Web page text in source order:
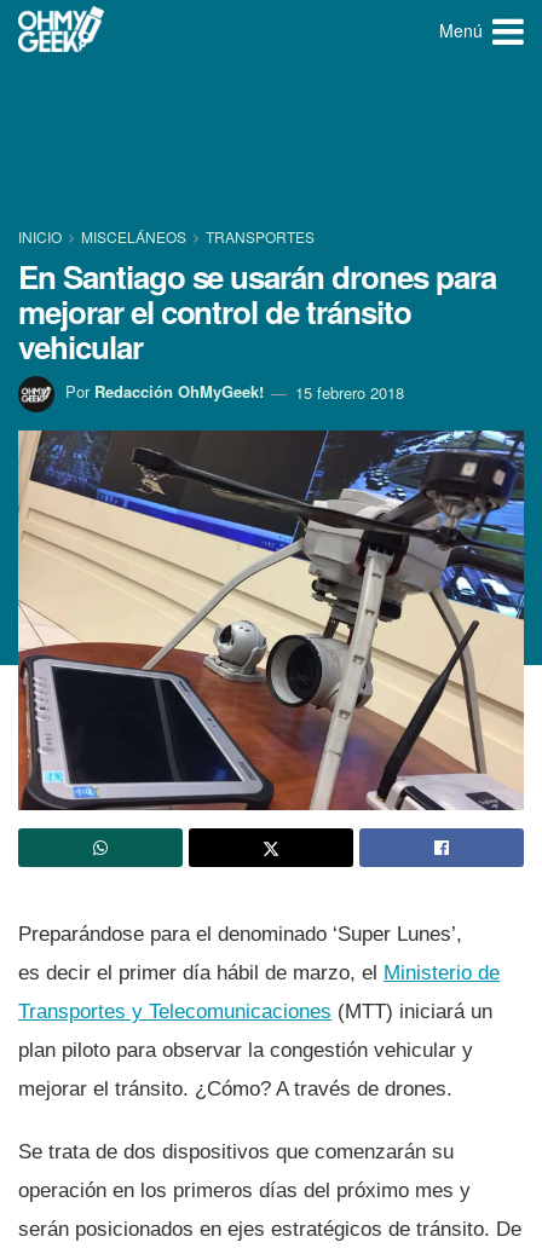
Menú
INICIO MISCELÁNEOS TRANSPORTES
En Santiago se usarán drones para
mejorar el control de tránsito
vehicular
Por Redacción OhMyGeek! 15 febrero 2018
Preparándose para el denominado ‘Super Lunes’,
es decir el primer dí­a hábil de marzo, el Ministerio de
Transportes y Telecomunicaciones (MTT) iniciará un
plan piloto para observar la congestión vehicular y
mejorar el tránsito. ¿Cómo? A través de drones.
Se trata de dos dispositivos que comenzarán su
operación en los primeros dí­as del próximo mes y
serán posicionados en ejes estratégicos de tránsito. De